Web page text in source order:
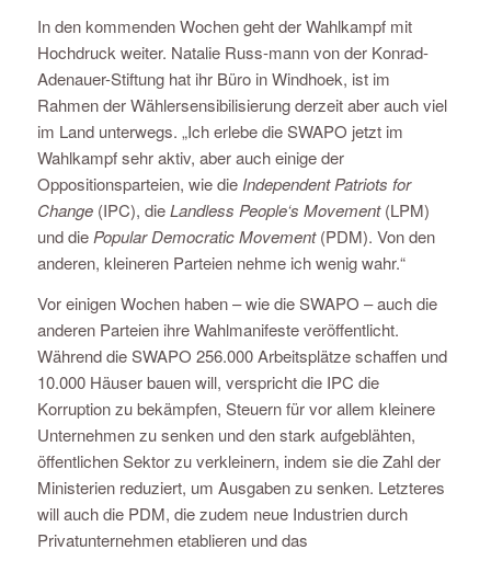
In den kommenden Wochen geht der Wahlkampf mit
Hochdruck weiter. Natalie Russ-mann von der Konrad-
Adenauer-Stiftung hat ihr Büro in Windhoek, ist im
Rahmen der Wählersensibilisierung derzeit aber auch viel
im Land unterwegs. „Ich erlebe die SWAPO jetzt im
Wahlkampf sehr aktiv, aber auch einige der
Oppositionsparteien, wie die Independent Patriots for
Change (IPC), dieLandless People‘s Movement(LPM)
und die Popular Democratic Movement(PDM). Von den
anderen, kleineren Parteien nehme ich wenig wahr.“
Vor einigen Wochen haben – wie die SWAPO – auch die
anderen Parteien ihre Wahlmanifeste veröffentlicht.
Während die SWAPO 256.000 Arbeitsplätze schaffen und
10.000 Häuser bauen will, verspricht die IPC die
Korruption zu bekämpfen, Steuern für vor allem kleinere
Unternehmen zu senken und den stark aufgeblähten,
öffentlichen Sektor zu verkleinern, indem sie die Zahl der
Ministerien reduziert, um Ausgaben zu senken. Letzteres
will auch die PDM, die zudem neue Industrien durch
Privatunternehmen etablieren und das